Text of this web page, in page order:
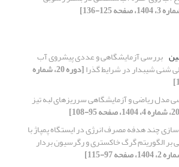
بررسی آزمایشگاهی و عددی پیشروی آب
شنی شیبدار در شرایط گذرا [دوره 20، شماره
مدل ریاضی و آزمایشگاهی سرریزهای لبه تیز
چند هدفه مصرف انرژی در ایستگاه پمپاژ با
بر الگوریتم گرگ خاکستری و رگرسیون بردار